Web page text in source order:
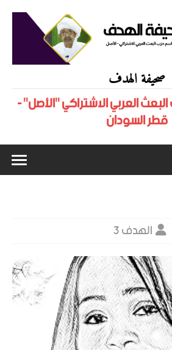
صحيفة الهدف
العربي الاشتراكي "الأصل" -
قطر السودان
الهدف 3